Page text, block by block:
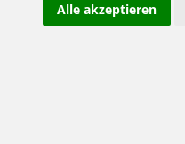
Alle akzeptieren